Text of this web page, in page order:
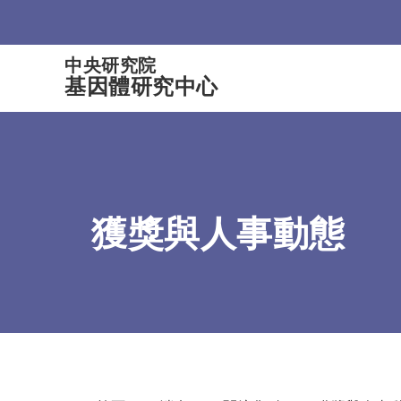
中央研究院
基因體研究中心
獲獎與人事動態